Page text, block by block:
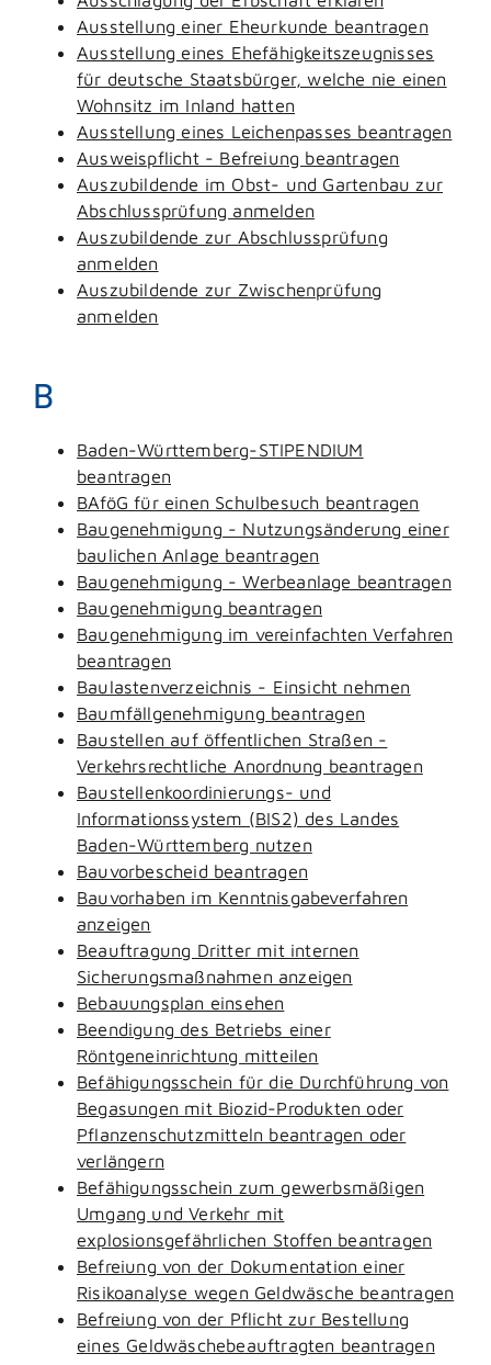
Ausstellung einer Eheurkunde beantragen
Ausstellung eines Ehefähigkeitszeugnisses
für deutsche Staatsbürger, welche nie einen
Wohnsitz im Inland hatten
Ausstellung eines Leichenpasses beantragen
Ausweispflicht - Befreiung beantragen
Auszubildende im Obst- und Gartenbau zur
Abschlussprüfung anmelden
Auszubildende zur Abschlussprüfung
anmelden
Auszubildende zur Zwischenprüfung
anmelden
B
Baden-Württemberg-STIPENDIUM
beantragen
BAföG für einen Schulbesuch beantragen
Baugenehmigung - Nutzungsänderung einer
baulichen Anlage beantragen
Baugenehmigung - Werbeanlage beantragen
Baugenehmigung beantragen
Baugenehmigung im vereinfachten Verfahren
beantragen
Baulastenverzeichnis - Einsicht nehmen
Baumfällgenehmigung beantragen
Baustellen auf öffentlichen Straßen -
Verkehrsrechtliche Anordnung beantragen
Baustellenkoordinierungs- und
Informationssystem (BIS2) des Landes
Baden-Württemberg nutzen
Bauvorbescheid beantragen
Bauvorhaben im Kenntnisgabeverfahren
anzeigen
Beauftragung Dritter mit internen
Sicherungsmaßnahmen anzeigen
Bebauungsplan einsehen
Beendigung des Betriebs einer
Röntgeneinrichtung mitteilen
Befähigungsschein für die Durchführung von
Begasungen mit Biozid-Produkten oder
Pflanzenschutzmitteln beantragen oder
verlängern
Befähigungsschein zum gewerbsmäßigen
Umgang und Verkehr mit
explosionsgefährlichen Stoffen beantragen
Befreiung von der Dokumentation einer
Risikoanalyse wegen Geldwäsche beantragen
Befreiung von der Pflicht zur Bestellung
eines Geldwäschebeauftragten beantragen